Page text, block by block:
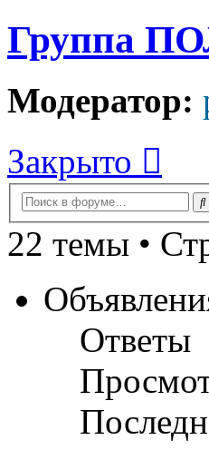
Группа
Модератор:
Закрыто
22 темы •
Ответы